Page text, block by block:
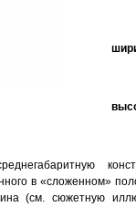
в «сложенном»
(см. сюжетную